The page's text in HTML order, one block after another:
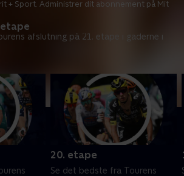
etape
afslutning på 21. etape i gaderne i
+ Sport. Administrer dit abonnement på Mit
20. etape
Se det bedste fra Tourens